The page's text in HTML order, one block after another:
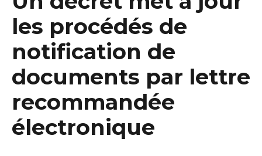
les procédés de
notification de
documents par lettre
recommandée
électronique